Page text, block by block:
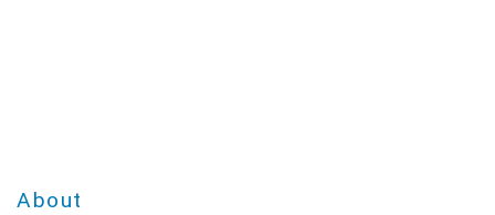
じめご理解の程よろしくお願い申し上げます。なお、患者
About